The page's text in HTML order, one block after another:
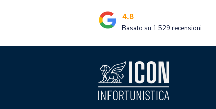
4.8
Basato su 1.529 recensioni